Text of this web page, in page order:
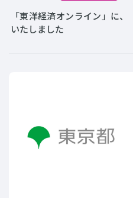
「東洋経済オンライン」に
いたしました